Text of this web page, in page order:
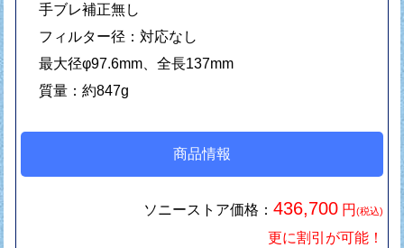
手ブレ補正無し
フィルター径：対応なし
最大径φ97.6mm、全長137mm
質量：約847g
商品情報
ソニーストア価格：436,700 円(税込)
更に割引が可能！